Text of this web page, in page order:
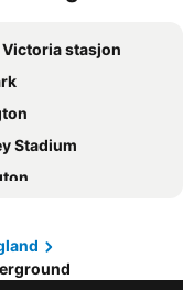
Waterloo - York Road
Hotel
London Tower Bridge
Paddington - Paddington Station
Inn London Marylebone
Metropole
Leicester Square
stasjon
Stadium
Hotspur Stadium